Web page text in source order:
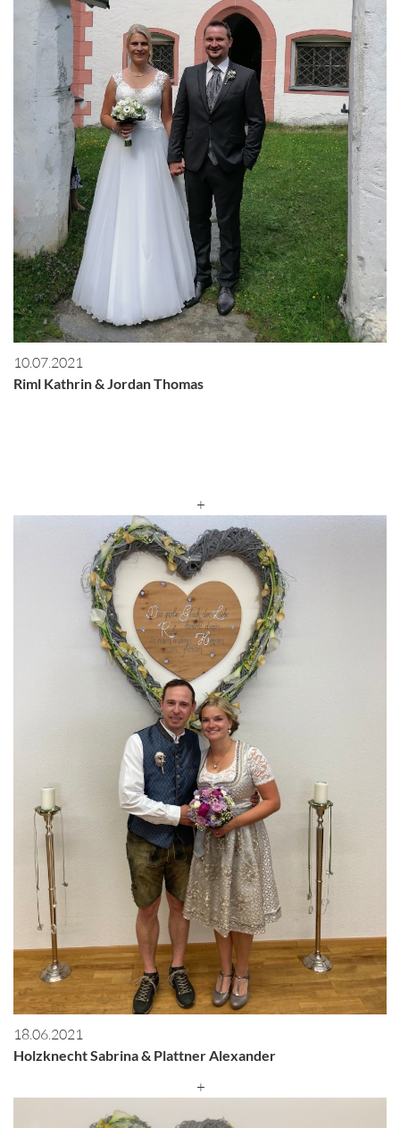
10.07.2021
Riml Kathrin & Jordan Thomas
+
18.06.2021
Holzknecht Sabrina & Plattner Alexander
+